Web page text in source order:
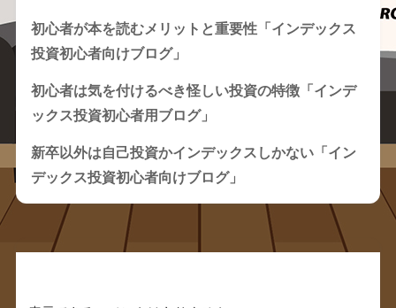
初心者が本を読むメリットと重要性「インデックス
投資初心者向けブログ」
初心者は気を付けるべき怪しい投資の特徴「インデ
ックス投資初心者用ブログ」
新卒以外は自己投資かインデックスしかない「イン
デックス投資初心者向けブログ」